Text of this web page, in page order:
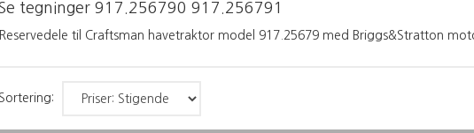
tegninger 917.256790 917.256791
Reservedele til Craftsman havetraktor model 917.25679 med Briggs&Stratton
Sortering: